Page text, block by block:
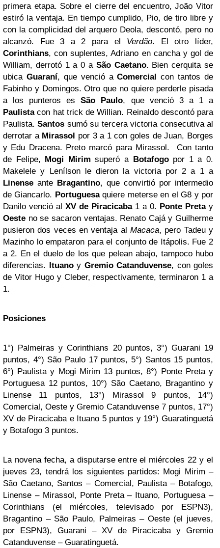
primera etapa. Sobre el cierre del encuentro, João Vitor
estiró la ventaja. En tiempo cumplido, Pio, de tiro libre y
con la complicidad del arquero Deola, descontó, pero no
alcanzó. Fue 3 a 2 para el Verdão. El otro líder,
Corinthians, con suplentes, Adriano en cancha y gol de
William, derrotó 1 a 0 a São Caetano. Bien cerquita se
ubica Guaraní, que venció aComercial
con tantos de
Fabinho y Domingos. Otro que no quiere perderle pisada
a los punteros esSão Paulo, que venció 3 a 1 a
Paulistacon hat trick de Willian. Reinaldo descontó para
Paulista.Santos sumó su tercera victoria consecutiva al
derrotar a Mirassol
por 3 a 1 con goles de Juan, Borges
y Edu Dracena. Preto marcó para Mirassol. Con tanto
de Felipe,
Mogi Mirim superó a Botafogopor 1 a 0.
Makelele y Lenílson le dieron la victoria por 2 a 1 a
Linense ante Bragantino, que convirtió por intermedio
de Giancarlo. Portuguesaquiere meterse en el G8 y por
Danilo venció al XV de Piracicaba1 a 0. Ponte Pretay
Oeste no se sacaron ventajas. Renato Cajá y Guilherme
pusieron dos veces en ventaja al Macaca, pero Tadeu y
Mazinho lo empataron para el conjunto de Itápolis. Fue 2
a 2. En el duelo de los que pelean abajo, tampoco hubo
diferencias.
Ituanoy Gremio Catanduvense, con goles
de Vitor Hugo y Cleber, respectivamente, terminaron 1 a
1.
Posiciones
1°) Palmeiras y Corinthians 20 puntos, 3°) Guarani 19
puntos, 4°) São Paulo 17 puntos, 5°) Santos 15 puntos,
6°) Paulista y Mogi Mirim 13 puntos, 8°) Ponte Preta y
Portuguesa 12 puntos, 10°) São Caetano, Bragantino y
Linense 11 puntos, 13°) Mirassol 9 puntos, 14°)
Comercial, Oeste y Gremio Catanduvense 7 puntos, 17°)
XV de Piracicaba e Ituano 5 puntos y 19°) Guaratinguetá
y Botafogo 3 puntos.
La novena fecha, a disputarse entre el miércoles 22 y el
jueves 23, tendrá los siguientes partidos: Mogi Mirim –
São Caetano, Santos – Comercial, Paulista – Botafogo,
Linense – Mirassol, Ponte Preta – Ituano, Portuguesa –
Corinthians (el miércoles, televisado por ESPN3),
Bragantino – São Paulo, Palmeiras – Oeste (el jueves,
por ESPN3), Guarani – XV de Piracicaba y Gremio
Catanduvense – Guaratinguetá.